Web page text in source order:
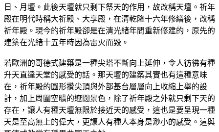
日、月壇。此後天壇就只剩下祭天的作用，故改稱天壇。祈年
殿在明代時稱大祈殿、大享殿，在清乾隆十六年修繕後，改稱
祈年殿。現今的祈年殿卻是在清光緒年間重新修建的，原先的
建築在光緒十五年時因為雷火而毀。
若歐洲的哥德式建築是一種尖塔不斷向上延伸，令人彷彿有種
升天直達天堂的感受的話。那天壇的建築其實也有這種意味
在，祈年殿的圓形攢尖頂與外部基台層層向上收縮上舉的設
計，加上周圍空曠的遼闊景色，除了祈年殿之外就只剩下天的
存在，讓人有種天壇無限於接近天的感受，這也是要呈現一種
天是至高無上的偉大，更讓人有種人本身是渺小的感受。這與